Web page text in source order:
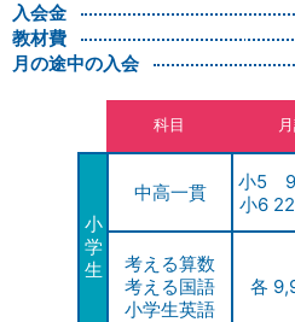
入会金
教材費
月の途中の入会
小
学
生
科目
中高一貫
考える算数
考える国語
小学生英語
小5
小6
各